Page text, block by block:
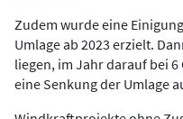
Zudem wurde eine
Umlage ab 2023 erzielt.
liegen, im Jahr darauf bei
eine Senkung der Umlage